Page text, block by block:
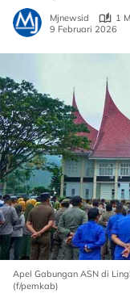
Mjnewsid
1
9 Februari 2026
Apel Gabungan ASN di
(f/pemkab)